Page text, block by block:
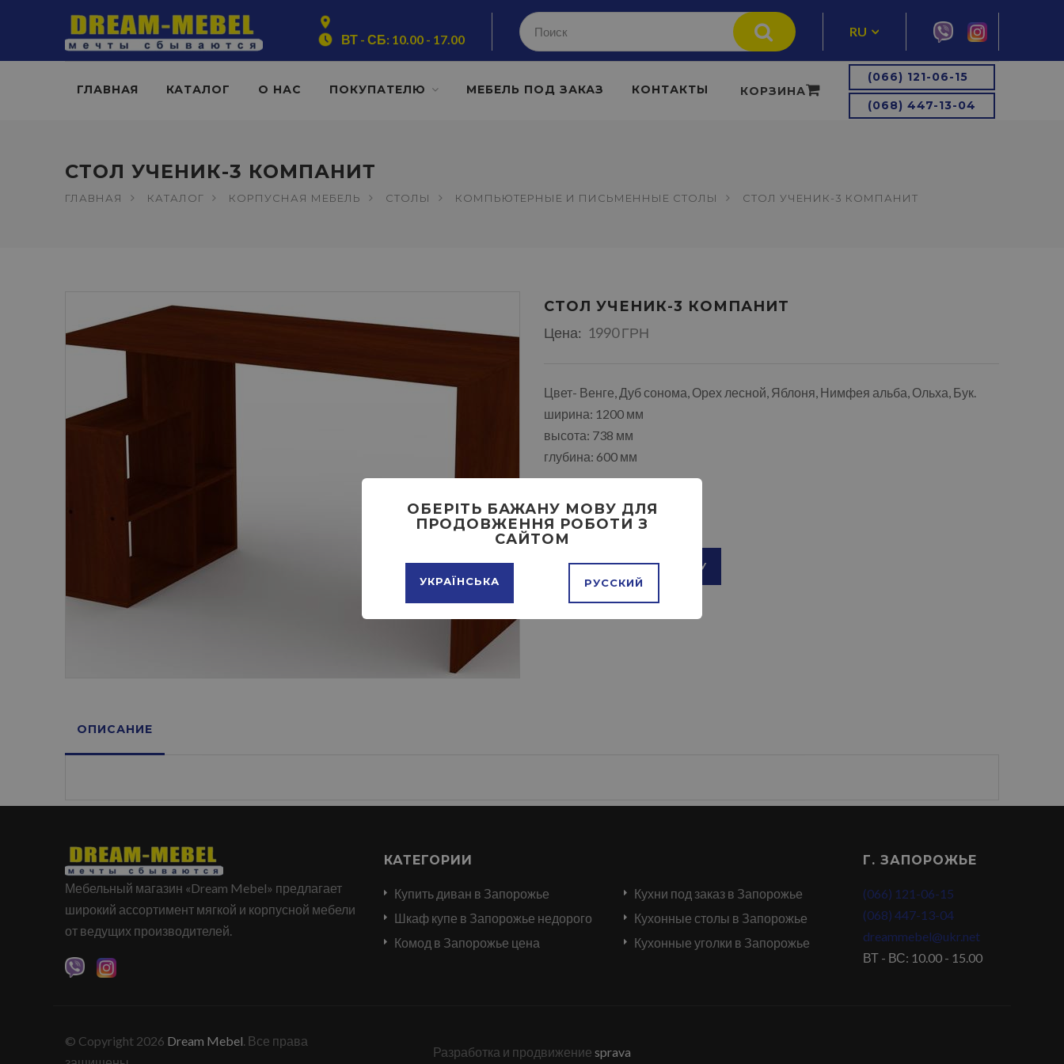
ВТ - СБ: 10.00 - 17.00
RU
ГЛАВНАЯ КАТАЛОГ О НАС ПОКУПАТЕЛЮ МЕБЕЛЬ ПОД ЗАКАЗ КОНТАКТЫ
(066) 121-06-15
(068) 447-13-04
КОРЗИНА
СТОЛ УЧЕНИК-3 КОМПАНИТ
ГЛАВНАЯ КАТАЛОГ КОРПУСНАЯ МЕБЕЛЬ СТОЛЫ КОМПЬЮТЕРНЫЕ И ПИСЬМЕННЫЕ СТОЛЫ СТОЛ УЧЕНИК-3 КОМПАНИТ
СТОЛ УЧЕНИК-3 КОМПАНИТ
Цена: 1990 ГРН
Цвет- Венге, Дуб сонома, Орех лесной, Яблоня, Нимфея альба, Ольха, Бук.
ширина: 1200 мм
высота: 738 мм
глубина: 600 мм
ДОБАВИТЬ В КОРЗИНУ
ОПИСАНИЕ
Мебельный магазин «Dream Mebel» предлагает
широкий ассортимент мягкой и корпусной мебели
от ведущих производителей.
КАТЕГОРИИ
Купить диван в Запорожье
Шкаф купе в Запорожье недорого
Комод в Запорожье цена
Кухни под заказ в Запорожье
Кухонные столы в Запорожье
Кухонные уголки в Запорожье
Г. ЗАПОРОЖЬЕ
(066) 121-06-15
(068) 447-13-04
dreammebel@ukr.net
ВТ - ВС: 10.00 - 15.00
© Copyright 2026 Dream Mebel. Все права
Разработка и продвижение sprava
ОБЕРІТЬ БАЖАНУ МОВУ ДЛЯ
ПРОДОВЖЕННЯ РОБОТИ З
САЙТОМ
УКРАЇНСЬКА РУССКИЙ